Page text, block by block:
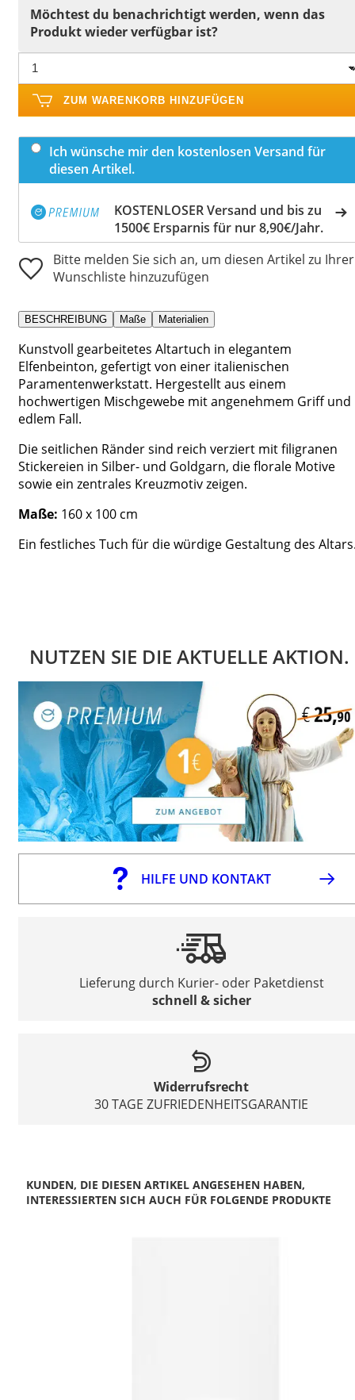
Möchtest du benachrichtigt werden, wenn das
Produkt wieder verfügbar ist?
ZUM WARENKORB HINZUFÜGEN
Ich wünsche mir den kostenlosen Versand für
diesen Artikel.
KOSTENLOSER Versand und bis zu
1500€ Ersparnis für nur 8,90€/Jahr.
Bitte melden Sie sich an, um diesen Artikel zu Ihrer
Wunschliste hinzuzufügen
BESCHREIBUNG Maße Materialien
Kunstvoll gearbeitetes Altartuch in elegantem
Elfenbeinton, gefertigt von einer italienischen
Paramentenwerkstatt. Hergestellt aus einem
hochwertigen Mischgewebe mit angenehmem Griff und
edlem Fall.
Die seitlichen Ränder sind reich verziert mit filigranen
Stickereien in Silber- und Goldgarn, die florale Motive
sowie ein zentrales Kreuzmotiv zeigen.
Maße: 160 x 100 cm
Ein festliches Tuch für die würdige Gestaltung des
NUTZEN SIE DIE AKTUELLE AKTION.
HILFE UND KONTAKT
Lieferung durch Kurier- oder Paketdienst
schnell & sicher
Widerrufsrecht
30 TAGE ZUFRIEDENHEITSGARANTIE
KUNDEN, DIE DIESEN ARTIKEL ANGESEHEN HABEN,
INTERESSIERTEN SICH AUCH FÜR FOLGENDE PRODUKTE